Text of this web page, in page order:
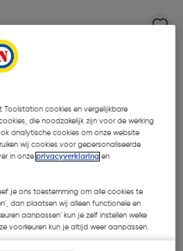
- 29 %
Toolstation cookies en vergelijkbare
die noodzakelijk zijn voor de werking
analytische cookies om onze website
wij cookies voor gepersonaliseerde
in onzeprivacyverklaring en
je ons toestemming om alle cookies te
dan plaatsen wij alleen functionele en
aanpassen' kun je zelf instellen welke
voorkeuren kun je altijd weer aanpassen.